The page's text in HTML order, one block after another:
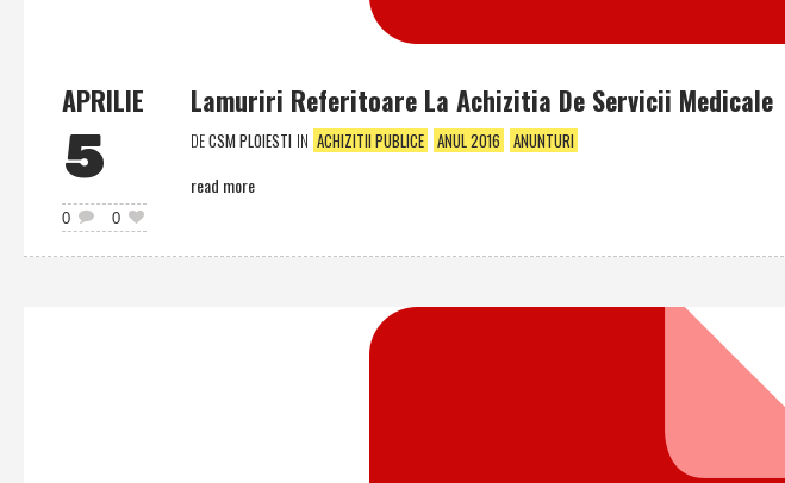
APRILIE
5
0 0
Lamuriri Referitoare La Achizitia De Servicii Medicale
DECSM PLOIESTI IN ACHIZITII PUBLICE ANUL 2016 ANUNTURI
read more